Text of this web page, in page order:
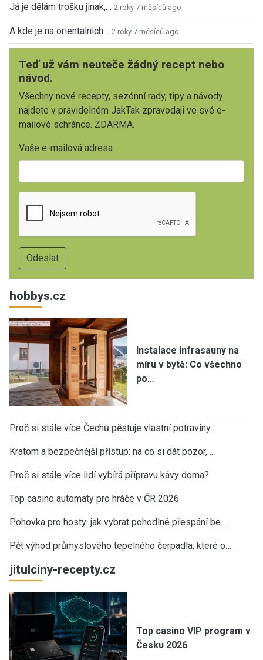
Já je dělám trošku jinak,… 2 roky 7 měsíců ago
A kde je na orientalnich… 2 roky 7 měsíců ago
Teď už vám neuteče žádný recept nebo
návod.
Všechny nové recepty, sezónní rady, tipy a návody
najdete v pravidelném JakTak zpravodaji ve své e-
mailové schránce. ZDARMA.
Vaše e-mailová adresa
hobbys.cz
Instalace infrasauny na
míru v bytě: Co všechno
po…
Proč si stále více Čechů pěstuje vlastní potraviny…
Kratom a bezpečnější přístup: na co si dát pozor,…
Proč si stále více lidí vybírá přípravu kávy doma?
Top casino automaty pro hráče v ČR 2026
Pohovka pro hosty: jak vybrat pohodlné přespání be…
Pět výhod průmyslového tepelného čerpadla, které o…
jitulciny-recepty.cz
Top casino VIP program v
Česku 2026